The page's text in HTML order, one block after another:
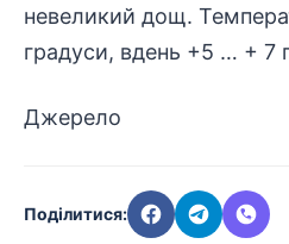
невеликий дощ.
градуси, вдень +5 … + 7
Джерело
Поділитися: